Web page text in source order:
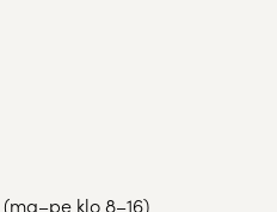
(ma–pe klo 8–16)